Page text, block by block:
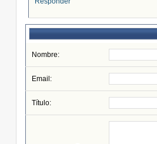
Nombre:
Email:
Título: